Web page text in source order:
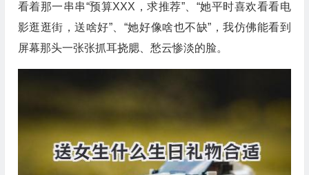
看着那一串串“预算XXX，求推荐”、“她平时喜欢看看电
影逛逛街，送啥好”、“她好像啥也不缺”，我仿佛能看到
屏幕那头一张张抓耳挠腮、愁云惨淡的脸。